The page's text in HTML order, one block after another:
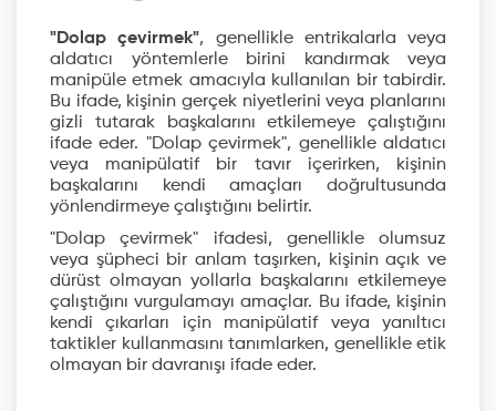
"Dolap çevirmek", genellikle entrikalarla veya
aldatıcı yöntemlerle birini kandırmak veya
manipüle etmek amacıyla kullanılan bir tabirdir.
Bu ifade, kişinin gerçek niyetlerini veya planlarını
gizli tutarak başkalarını etkilemeye çalıştığını
ifade eder. "Dolap çevirmek", genellikle aldatıcı
veya manipülatif bir tavır içerirken, kişinin
başkalarını kendi amaçları doğrultusunda
yönlendirmeye çalıştığını belirtir.
"Dolap çevirmek" ifadesi, genellikle olumsuz
veya şüpheci bir anlam taşırken, kişinin açık ve
dürüst olmayan yollarla başkalarını etkilemeye
çalıştığını vurgulamayı amaçlar. Bu ifade, kişinin
kendi çıkarları için manipülatif veya yanıltıcı
taktikler kullanmasını tanımlarken, genellikle etik
olmayan bir davranışı ifade eder.